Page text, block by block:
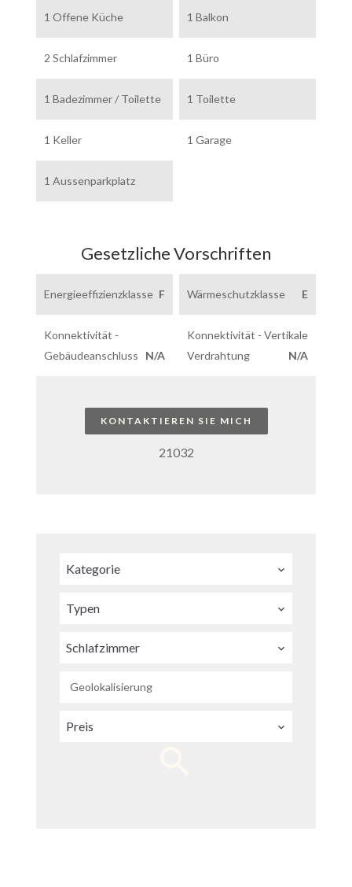
1 Offene Küche 1 Balkon
2 Schlafzimmer 1 Büro
1 Badezimmer / Toilette 1 Toilette
1 Keller 1 Garage
1 Aussenparkplatz
Gesetzliche Vorschriften
Energieeffizienzklasse F Wärmeschutzklasse E
Konnektivität -
Gebäudeanschluss
N/A
Konnektivität - Vertikale
Verdrahtung
N/A
KONTAKTIEREN SIE MICH
21032
Kategorie
Typen
Schlafzimmer
Geolokalisierung
Preis